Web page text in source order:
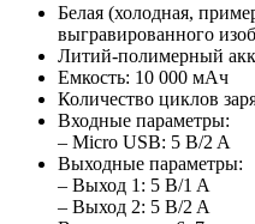
Белая (холодная,
выгравированного
Литий-полимерный
Емкость: 10 000 мАч
Количество циклов
Входные параметры:
– Micro USB: 5 B/2 A
Выходные параметры:
– Выход 1: 5 B/1 A
– Выход 2: 5 B/2 A